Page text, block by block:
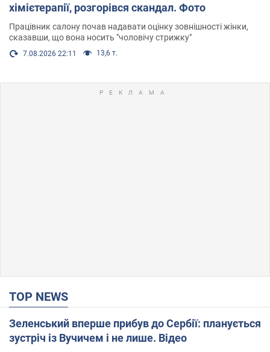
хімієтерапії, розгорівся скандал. Фото
Працівник салону почав надавати оцінку зовнішності жінки,
сказавши, що вона носить "чоловічу стрижку"
7.08.2026 22:11 13,6 т.
TOP NEWS
Зеленський вперше прибув до Сербії: планується
зустріч із Вучичем і не лише. Відео